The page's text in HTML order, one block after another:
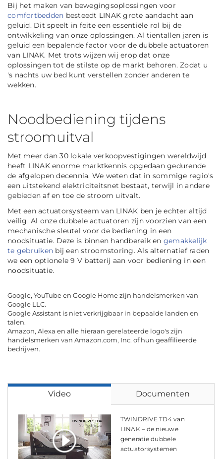
Bij het maken van bewegingsoplossingen voor
comfortbedden besteedt LINAK grote aandacht aan
geluid. Dit speelt in feite een essentiële rol bij de
ontwikkeling van onze oplossingen. Al tientallen jaren is
geluid een bepalende factor voor de dubbele actuatoren
van LINAK. Met trots wijzen wij erop dat onze
oplossingen tot de stilste op de markt behoren. Zodat u
's nachts uw bed kunt verstellen zonder anderen te
wekken.
Noodbediening tijdens
stroomuitval
Met meer dan 30 lokale verkoopvestigingen wereldwijd
heeft LINAK enorme marktkennis opgedaan gedurende
de afgelopen decennia. We weten dat in sommige regio's
een uitstekend elektriciteitsnet bestaat, terwijl in andere
gebieden af en toe de stroom uitvalt.
Met een actuatorsysteem van LINAK ben je echter altijd
veilig. Al onze dubbele actuatoren zijn voorzien van een
mechanische sleutel voor de bediening in een
noodsituatie. Deze is binnen handbereik en gemakkelijk
te gebruiken bij een stroomstoring. Als alternatief raden
we een optionele 9 V batterij aan voor bediening in een
noodsituatie.
Google, YouTube en Google Home zijn handelsmerken van
Google LLC.
Google Assistant is niet verkrijgbaar in bepaalde landen en
talen.
Amazon, Alexa en alle hieraan gerelateerde logo's zijn
handelsmerken van Amazon.com, Inc. of hun geaffilieerde
bedrijven.
Video Documenten
TWINDRIVE TD4 van
LINAK – de nieuwe
generatie dubbele
actuatorsystemen